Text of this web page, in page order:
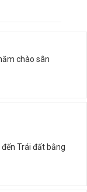
chào sân
Trái đất bằng